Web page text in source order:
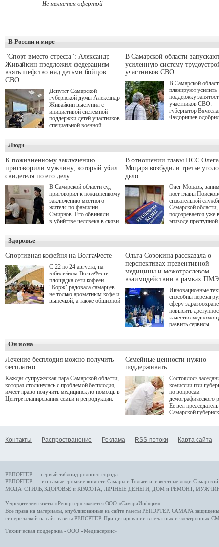
Не является офертой
В России и мире
"Спорт вместо стресса": Александр
Живайкин предложил федерациям
взять шефство над детьми бойцов
СВО
Депутат Самарской
губернской думы Александр
Живайкин выступил с
инициативой системной
поддержки детей участников
специальной военной
"Помощь фронту и семьям
участников СВО", которая
прошла в Отрадном 7
августа.
В Самарской области
усиленную систему
участников СВО
В Самарской
планируют усилить
поддержку
участников СВО:
губернатор
Федорищев
на трудоустройство
спокойную
мирной жизни.
Люди
К пожизненному заключению
приговорили мужчину, который убил
свидетеля по его делу
В Самарской области суд
приговорил к пожизненному
заключению местного
жителя по фамилии
Смирнов. Его обвиняли
в убийстве человека в связи
В отношении главы ПСС Олега
Моцаря возбудили третье
дело
Олег Моцарь,
пост главы
спасательной
Самарской области,
подозревается уже
эпизоде преступной
а сам он
Здоровье
Спортивная кофейня на ВолгаФесте
С 22 по 24 августа, на
юбилейном ВолгаФесте,
площадка сети кофеен
"Корж" радовала самарцев
не только ароматным кофе и
выпечкой, а также обширной
Ольга Сорокина рассказала о
перспективах превентивной
медицины и межотраслевом
взаимодействии в рамках
Инновационные
способны
сферу
повысить
качество
развить сервисы
определенными
К ним можно
возникающие при
данными
более динамичного
проникновения
сегмент
отраслевое
рассказала Ольга
ходе сессии
качества жизни" в
ПМЭФ 2025. В
РФ Михаил
представители
Государственной
Он и она
Лечение бесплодия можно получить
бесплатно
Каждая супружеская пара Самарской области,
которая столкнулась с проблемой бесплодия,
имеет право получить медицинскую помощь в
Центре планирования семьи и репродукции.
Семейные ценности нужно
поддерживать
Состоялось
комиссии при
по вопросам
демографического
Ее вел председатель
Самарской
Контакты Распространение Реклама RSS-потоки Карта сайта
РЕПОРТЕР — первый таблоид родного города.
РЕПОРТЕР — это самые громкие новости Самары и Тольятти, известные люди
МОДА, СТИЛЬ ЗДОРОВЬЕ и КРАСОТА ЛИЧНЫЕ ДЕНЬГИ ДОМ и РЕМОНТ,
Учредителем газеты «Репортер» является ООО «СамараИнформ»
Все права на материалы, опубликованные на сайте газеты РЕПОРТЕР. САМАРА защищены.
гиперссылкой на сайт газеты РЕПОРТЕР. При цитировании в печатных и электронных
Техническая поддержка - ООО «Медиасервис»